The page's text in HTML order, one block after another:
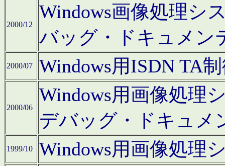
2000/12
Windows画像処理シ
バッグ・ドキュメン
2000/07 Windows用ISDN TA
2000/06
Windows用画像処理
デバッグ・ドキュメ
1999/10 Windows用画像処理